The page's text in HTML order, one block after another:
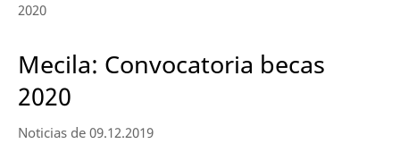
2020
Mecila: Convocatoria becas
2020
Noticias de 09.12.2019